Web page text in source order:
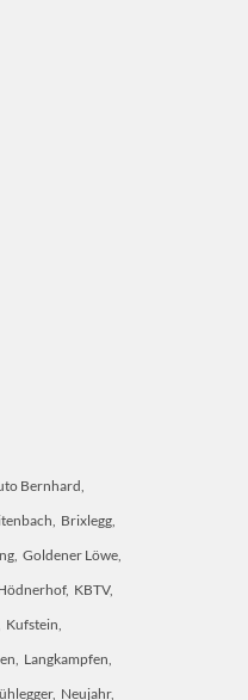
Bernhard
Brixlegg
Goldener Löwe
KBTV
Kufstein
Langkampfen
Neujahr